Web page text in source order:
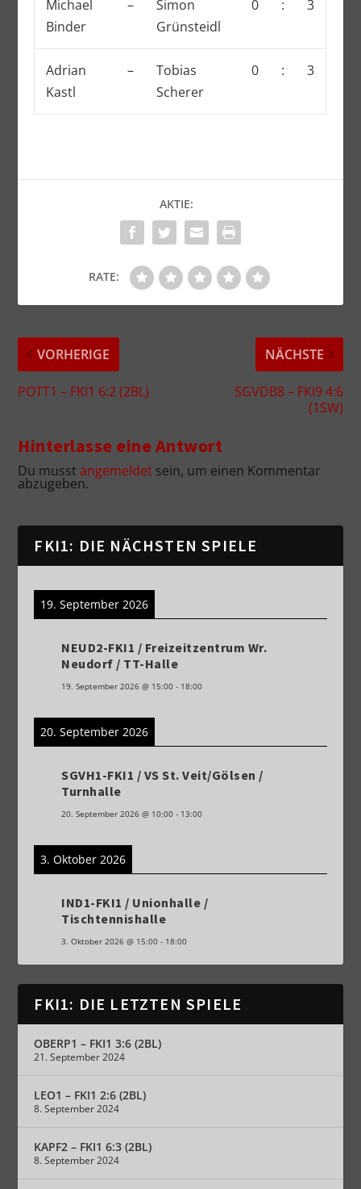
Michael
Binder
–
Simon
Grünsteidl
0 : 3
Adrian
Kastl
–
Tobias
Scherer
0 : 3
AKTIE:
RATE:
VORHERIGE
POTT1 – FKI1 6:2 (2BL)
NÄCHSTE
SGVDB8 – FKI9 4:6
(1SW)
Hinterlasse eine Antwort
Du musst angemeldet sein, um einen Kommentar
abzugeben.
FKI1: DIE NÄCHSTEN SPIELE
19. September 2026
NEUD2-FKI1 / Freizeitzentrum Wr.
Neudorf / TT-Halle
19. September 2026 @ 15:00 - 18:00
20. September 2026
SGVH1-FKI1 / VS St. Veit/Gölsen /
Turnhalle
20. September 2026 @ 10:00 - 13:00
3. Oktober 2026
IND1-FKI1 / Unionhalle /
Tischtennishalle
3. Oktober 2026 @ 15:00 - 18:00
FKI1: DIE LETZTEN SPIELE
OBERP1 – FKI1 3:6 (2BL)
21. September 2024
LEO1 – FKI1 2:6 (2BL)
8. September 2024
KAPF2 – FKI1 6:3 (2BL)
8. September 2024